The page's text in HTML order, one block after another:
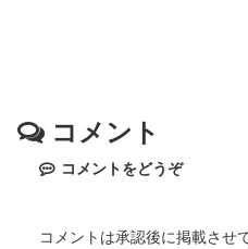
コメント
コメントをどうぞ
コメントは承認後に掲載させ